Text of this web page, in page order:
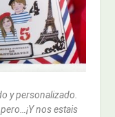
y personalizado.
nos estais